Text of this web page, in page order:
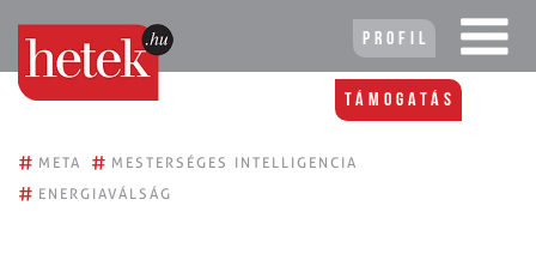
Profil
Támogatás
# META # MESTERSÉGES INTELLIGENCIA
# ENERGIAVÁLSÁG